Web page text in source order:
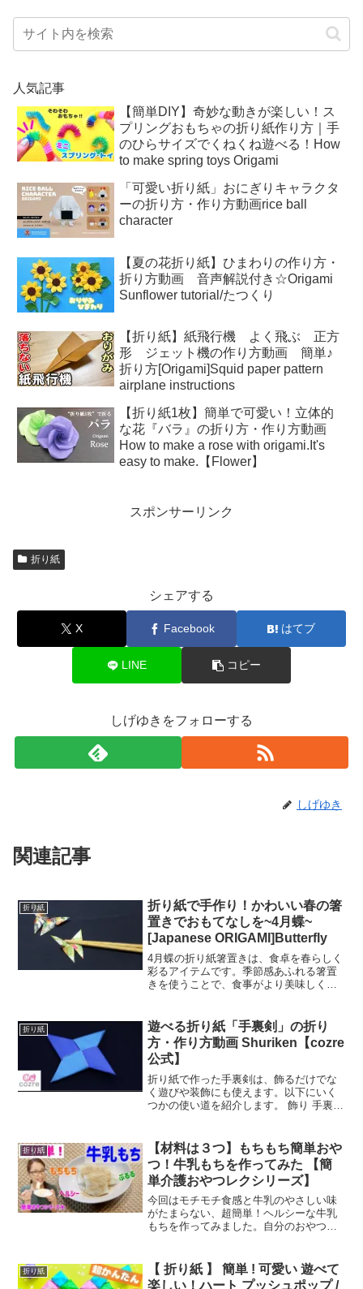
人気記事
【簡単DIY】奇妙な動きが楽しい！ス
プリングおもちゃの折り紙作り方｜手
のひらサイズでくねくね遊べる！How
to make spring toys Origami
「可愛い折り紙」おにぎりキャラクタ
ーの折り方・作り方動画rice ball
character
【夏の花折り紙】ひまわりの作り方・
折り方動画 音声解説付き☆Origami
Sunflower tutorial/たつくり
【折り紙】紙飛行機 よく飛ぶ 正方
形 ジェット機の作り方動画 簡単♪
折り方[Origami]Squid paper pattern
airplane instructions
【折り紙1枚】簡単で可愛い！立体的
な花『バラ』の折り方・作り方動画
How to make a rose with origami.It's
easy to make.【Flower】
スポンサーリンク
折り紙
シェアする
X Facebook はてブ
LINE コピー
しげゆきをフォローする
しげゆき
関連記事
折り紙
折り紙で手作り！かわいい春の箸
置きでおもてなしを~4月蝶~
[Japanese ORIGAMI]Butterfly
4月蝶の折り紙箸置きは、食卓を春らしく
彩るアイテムです。季節感あふれる箸置
きを使うことで、食事がより美味しく感
な箸置きが作れます。4月蝶の折り紙箸置
きは、手軽に作れるの...
折り紙
遊べる折り紙「手裏剣」の折り
方・作り方動画 Shuriken【cozre
公式】
折り紙で作った手裏剣は、飾るだけでな
く遊びや装飾にも使えます。以下にいく
つかの使い道を紹介します。 飾り 手裏剣
り、カッコよさや和の雰囲気を演出する
ことができます。 遊...
折り紙
【材料は３つ】もちもち簡単おや
つ！牛乳もちを作ってみた 【簡
単介護おやつレクシリーズ】
今回はモチモチ食感と牛乳のやさしい味
がたまらない、超簡単！ヘルシーな牛乳
もちを作ってみました。自分のおやつは
まりそうだよー♡簡単おやつシリーズも
はるにゃん食堂もやってい...
折り紙
【 折り紙 】 簡単 ! 可愛い 遊べて
楽しい！ハート プッシュポップ /